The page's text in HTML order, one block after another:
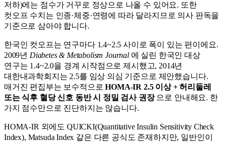
저하)에는 점수가 거꾸로 정상으로 나올 수 있어요. 또한
컷오프 수치는 인종·체중·연령에 따라 달라지므로 의사 판독을
기준으로 삼아야 합니다.
한국인 컷오프는 연구마다 1.4~2.5 사이로 폭이 있는 편이에요.
2009년 Diabetes & Metabolism Journal에 실린 한국인 대상
연구는 1.4~2.0을 경계 시작점으로 제시했고, 2014년
대한내과학회지는 2.5를 임상 의심 기준으로 제안했습니다.
매거진 편집부는 보수적으로HOMA-IR 2.5 이상 + 허리둘레
또는 식후 혈당 신호 동반 시 정밀 검사 권장으로 안내해요. 한
가지 점수만으로 진단하지는 않습니다.
HOMA-IR 외에도 QUICKI(Quantitative Insulin Sensitivity Check
Index), Matsuda Index 같은 다른 공식도 존재하지만, 일반인이